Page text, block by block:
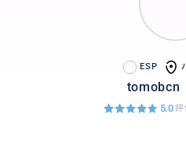
ESP
tomobcn
5.0評